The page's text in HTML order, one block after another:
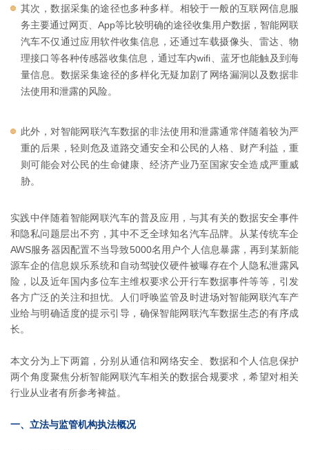
其次，数据采集的途径也多种多样。相较于一般的互联网信息服
务主要通过网页、App等比较明确的途径收集用户数据，智能网联
汽车不仅通过应用软件收集信息，还通过车载摄像头、雷达、物
理接口等各种传感器收集信息，通过车内wifi、蓝牙也能触及到海
量信息。数据采集途径的多样化无疑加剧了网络漏洞以及数据非
法使用和泄露的风险。
此外，对智能网联汽车数据的非法使用和泄露通常伴随着较为严
重的后果，轻则危及道路交通安全和公民的人格、财产利益，重
则可能会对公民的生命健康、经济产业乃至国家安全造成严重威
胁。
实践中伴随着智能网联汽车的普及应用，与其有关的数据安全事件
和隐私问题层出不穷，其中不乏全球知名汽车品牌。从某传统车企
AWS服务器因配置不当导致5000名用户个人信息暴露，再到某新能
源车企的信息娱乐系统和自动驾驶仪硬件被曝存在个人隐私泄露风
险，以及近年国内多位车主维权要求公开行车数据事件等等，引发
各方广泛的关注和担忧。人们呼唤监管及时进场对智能网联汽车产
业给与明确适度的提示引导，确保智能网联汽车数据生态的有序成
长。
本文分为上下两篇，分别从通信和网络安全、数据和个人信息保护
两个角度聚焦分析智能网联汽车相关的数据合规要求，希望对相关
行业从业者有所参考裨益。
一、立法与监管机构执法概况